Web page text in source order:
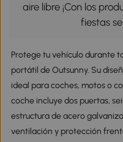
aire libre ¡Con los
fiestas
Protege tu vehículo durante
portátil de Outsunny. Su
ideal para coches, motos o
coche incluye dos puertas,
estructura de acero
ventilación y protección